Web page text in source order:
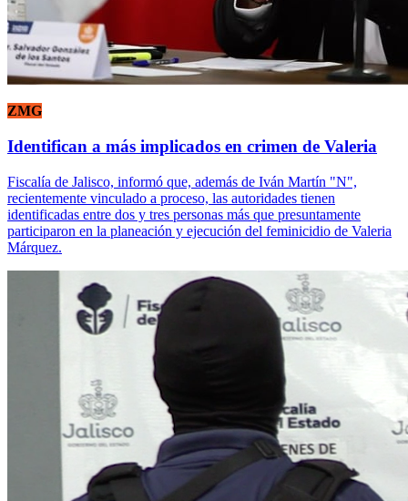
ZMG
Identifican a más implicados en crimen de Valeria
Fiscalía de Jalisco, informó que, además de Iván Martín "N",
recientemente vinculado a proceso, las autoridades tienen
identificadas entre dos y tres personas más que presuntamente
participaron en la planeación y ejecución del feminicidio de Valeria
Márquez.